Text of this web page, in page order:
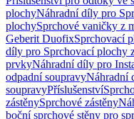
plochyNáhradní díly pro
plochySprchové vaničky z
Geberit DuofixSprchovací
díly pro Sprchovací plochy
prvkyNáhradní díly pro
odpadní soupravyNáhradní
soupravyPříslušenství
zástěnySprchové zástěny
boční sprchové stěny pro